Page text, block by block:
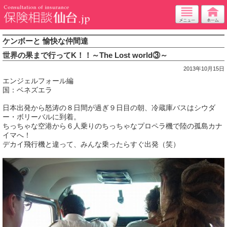
ケンボーと 愉快な仲間達
世界の果まで行ってK！！～The Lost world③～
2013年10月15日
エンジェルフォール編
国：ベネズエラ
日本出発から怒涛の８日間が過ぎ９日目の朝、冷蔵庫バスはシウダ
ー・ボリーバルに到着。
ちっちゃな空港から６人乗りのちっちゃなプロペラ機で陸の孤島カナ
イマへ！
デカイ飛行機と違って、みんな乗ったらすぐ出発（笑）